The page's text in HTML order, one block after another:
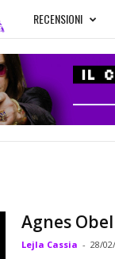
l
C
c
RECENSIONI
Agnes
Lejla Cassia - 28/